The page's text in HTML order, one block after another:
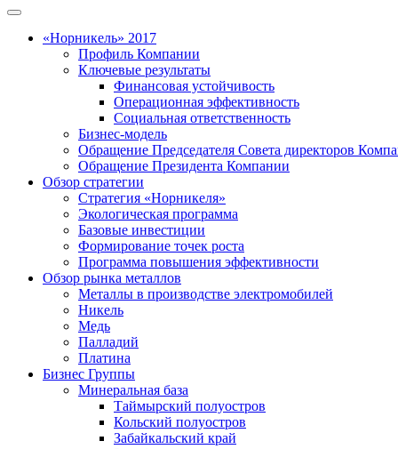
«Норникель» 2017
Профиль Компании
Ключевые результаты
Финансовая устойчивость
Операционная эффективность
Социальная ответственность
Бизнес-модель
Обращение Председателя Совета директоров
Обращение Президента Компании
Обзор стратегии
Стратегия «Норникеля»
Экологическая программа
Базовые инвестиции
Формирование точек роста
Программа повышения эффективности
Обзор рынка металлов
Металлы в производстве электромобилей
Никель
Медь
Палладий
Платина
Бизнес Группы
Минеральная база
Таймырский полуостров
Кольский полуостров
Забайкальский край